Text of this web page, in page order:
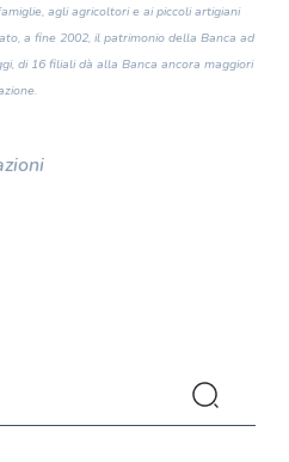
agli agricoltori e ai piccoli artigiani
a fine 2002, il patrimonio della Banca ad
di 16 filiali dà alla Banca ancora maggiori